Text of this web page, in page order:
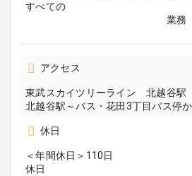
すべての
業務
アクセス
東武スカイツリーライン 北越谷
北越谷駅～バス・花田3丁目バス停
休日
＜年間休日＞110日
休日